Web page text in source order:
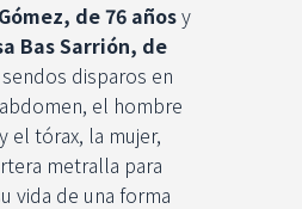
de 76 añosy
Bas Sarrión, de
disparos en
el hombre
el tórax, la mujer,
metralla para
vida de una forma